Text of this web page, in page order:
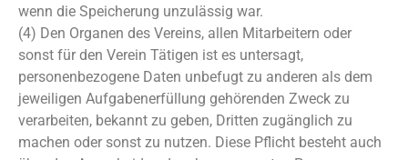
wenn die Speicherung unzulässig war.
(4) Den Organen des Vereins, allen Mitarbeitern oder
sonst für den Verein Tätigen ist es untersagt,
personenbezogene Daten unbefugt zu anderen als dem
jeweiligen Aufgabenerfüllung gehörenden Zweck zu
verarbeiten, bekannt zu geben, Dritten zugänglich zu
machen oder sonst zu nutzen. Diese Pflicht besteht auch